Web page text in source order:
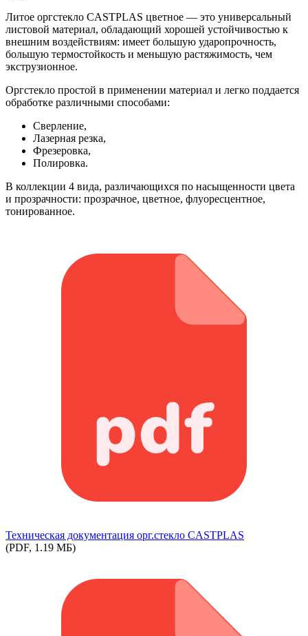
Литое оргстекло СASTPLAS цветное — это универсальный
листовой материал, обладающий хорошей устойчивостью к
внешним воздействиям: имеет большую ударопрочность,
большую термостойкость и меньшую растяжимость, чем
экструзионное.
Оргстекло простой в применении материал и легко поддается
обработке различными способами:
Сверление,
Лазерная резка,
Фрезеровка,
Полировка.
В коллекции 4 вида, различающихся по насыщенности цвета
и прозрачности: прозрачное, цветное, флуоресцентное,
тонированное.
Техническая документация орг.стекло СASTPLAS
(PDF, 1.19 МБ)